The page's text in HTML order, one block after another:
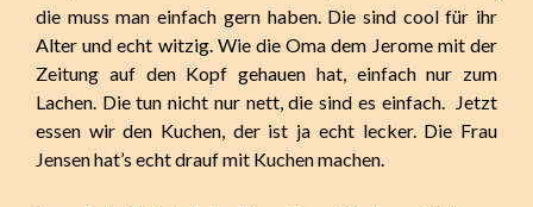
die muss man einfach gern haben. Die sind cool für ihr
Alter und echt witzig. Wie die Oma dem Jerome mit der
Zeitung auf den Kopf gehauen hat, einfach nur zum
Lachen. Die tun nicht nur nett, die sind es einfach. Jetzt
essen wir den Kuchen, der ist ja echt lecker. Die Frau
Jensen hat’s echt drauf mit Kuchen machen.